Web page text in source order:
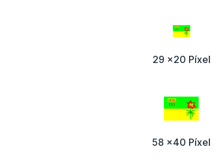
29 x20 Píxel
58 x40 Píxel